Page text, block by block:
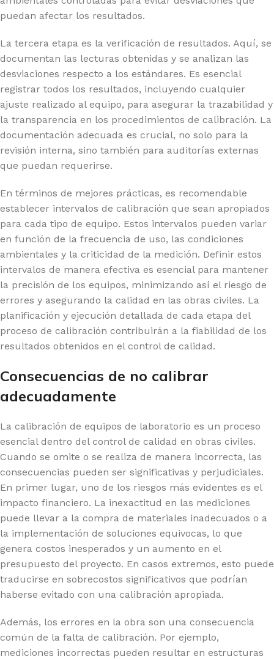
puedan afectar los resultados.
La tercera etapa es la verificación de resultados. Aquí, se
documentan las lecturas obtenidas y se analizan las
desviaciones respecto a los estándares. Es esencial
registrar todos los resultados, incluyendo cualquier
ajuste realizado al equipo, para asegurar la trazabilidad y
la transparencia en los procedimientos de calibración. La
documentación adecuada es crucial, no solo para la
revisión interna, sino también para auditorías externas
que puedan requerirse.
En términos de mejores prácticas, es recomendable
establecer intervalos de calibración que sean apropiados
para cada tipo de equipo. Estos intervalos pueden variar
en función de la frecuencia de uso, las condiciones
ambientales y la criticidad de la medición. Definir estos
intervalos de manera efectiva es esencial para mantener
la precisión de los equipos, minimizando así el riesgo de
errores y asegurando la calidad en las obras civiles. La
planificación y ejecución detallada de cada etapa del
proceso de calibración contribuirán a la fiabilidad de los
resultados obtenidos en el control de calidad.
Consecuencias de no calibrar
adecuadamente
La calibración de equipos de laboratorio es un proceso
esencial dentro del control de calidad en obras civiles.
Cuando se omite o se realiza de manera incorrecta, las
consecuencias pueden ser significativas y perjudiciales.
En primer lugar, uno de los riesgos más evidentes es el
impacto financiero. La inexactitud en las mediciones
puede llevar a la compra de materiales inadecuados o a
la implementación de soluciones equivocas, lo que
genera costos inesperados y un aumento en el
presupuesto del proyecto. En casos extremos, esto puede
traducirse en sobrecostos significativos que podrían
haberse evitado con una calibración apropiada.
Además, los errores en la obra son una consecuencia
común de la falta de calibración. Por ejemplo,
mediciones incorrectas pueden resultar en estructuras